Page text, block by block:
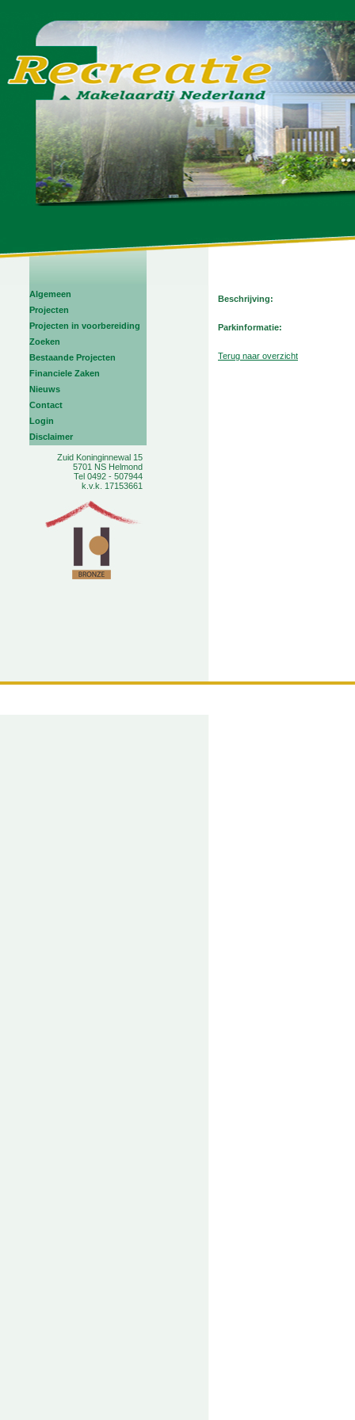
Algemeen
Projecten
Projecten in voorbereiding
Zoeken
Bestaande Projecten
Financiele Zaken
Nieuws
Contact
Login
Disclaimer
Zuid Koninginnewal 15
5701 NS Helmond
Tel 0492 - 507944
k.v.k. 17153661
Beschrijving:
Parkinformatie:
Terug naar overzicht